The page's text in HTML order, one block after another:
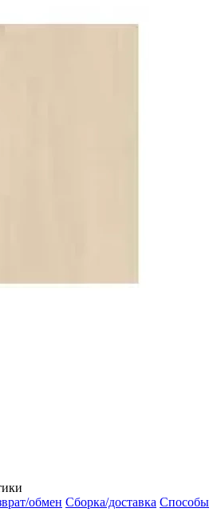
обмен Сборка/доставка Способы